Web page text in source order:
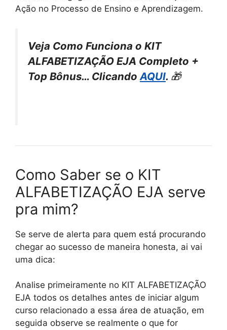
Ação no Processo de Ensino e Aprendizagem.
Veja Como Funciona o KIT
ALFABETIZAÇÃO EJA Completo +
Top Bônus… Clicando AQUI. 🎁
Como Saber se o KIT
ALFABETIZAÇÃO EJA serve
pra mim?
Se serve de alerta para quem está procurando
chegar ao sucesso de maneira honesta, ai vai
uma dica:
Analise primeiramente no KIT ALFABETIZAÇÃO
EJA todos os detalhes antes de iniciar algum
curso relacionado a essa área de atuação, em
seguida observe se realmente o que for